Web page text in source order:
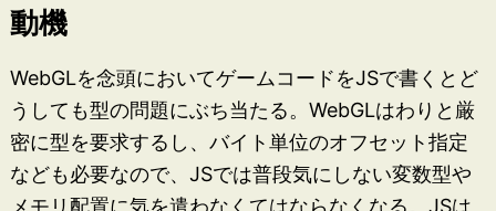
動機
WebGLを念頭においてゲームコードをJSで書くとど
うしても型の問題にぶち当たる。WebGLはわりと厳
密に型を要求するし、バイト単位のオフセット指定
なども必要なので、JSでは普段気にしない変数型や